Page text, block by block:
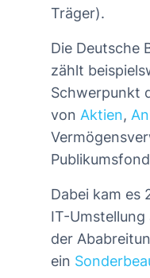
Träger).
Die Deutsche
zählt
Schwerpunkt
von Aktien,
Dabei kam es
IT-Umstellung
der
ein